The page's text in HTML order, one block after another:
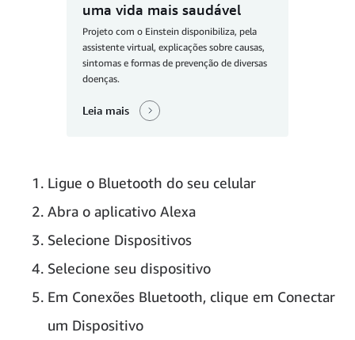
uma vida mais saudável
Projeto com o Einstein disponibiliza, pela
assistente virtual, explicações sobre causas,
sintomas e formas de prevenção de diversas
doenças.
Leia mais
Ligue o Bluetooth do seu celular
Abra o aplicativo Alexa
Selecione Dispositivos
Selecione seu dispositivo
Em Conexões Bluetooth, clique em Conectar
um Dispositivo